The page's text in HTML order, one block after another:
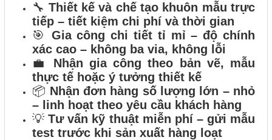
🔧 Thiết kế và chế tạo khuôn mẫu trực
tiếp – tiết kiệm chi phí và thời gian
🎯 Gia công chi tiết tỉ mỉ – độ chính
xác cao – không ba via, không lỗi
💼 Nhận gia công theo bản vẽ, mẫu
thực tế hoặc ý tưởng thiết kế
📦 Nhận đơn hàng số lượng lớn – nhỏ
– linh hoạt theo yêu cầu khách hàng
💡Tư vấn kỹ thuật miễn phí – gửi mẫu
test trước khi sản xuất hàng loạt